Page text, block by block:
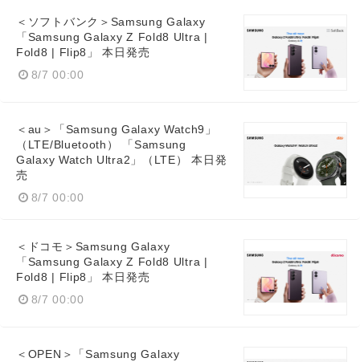
＜ソフトバンク＞Samsung Galaxy
「Samsung Galaxy Z Fold8 Ultra |
Fold8 | Flip8」 本日発売
8/7 00:00
＜au＞「Samsung Galaxy Watch9」
（LTE/Bluetooth） 「Samsung
Galaxy Watch Ultra2」（LTE） 本日発
売
8/7 00:00
＜ドコモ＞Samsung Galaxy
「Samsung Galaxy Z Fold8 Ultra |
Fold8 | Flip8」 本日発売
8/7 00:00
＜OPEN＞「Samsung Galaxy